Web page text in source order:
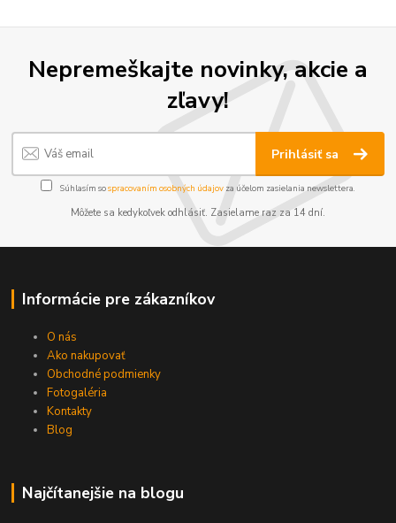
Nepremeškajte novinky, akcie a
zľavy!
Prihlásiť sa
Súhlasím sospracovaním osobných údajov za účelom zasielania newslettera.
Môžete sa kedykoľvek odhlásiť. Zasielame raz za 14 dní.
Informácie pre zákazníkov
O nás
Ako nakupovať
Obchodné podmienky
Fotogaléria
Kontakty
Blog
Najčítanejšie na blogu